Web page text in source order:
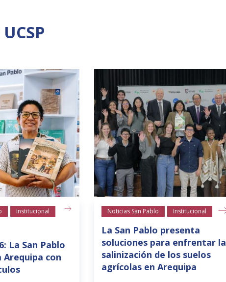
Institucional
La San Pablo
con
Noticias San Pablo Institucional
La San Pablo presenta
soluciones para enfrentar la
salinización de los suelos
agrícolas en Arequipa